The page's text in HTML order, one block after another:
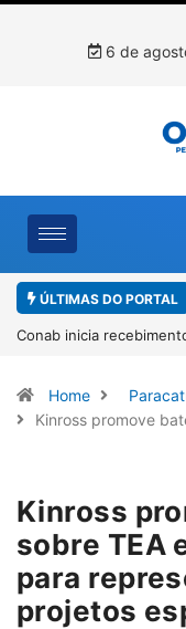
6 de
ÚLTIMAS DO PORTAL
Workshop internacional
Home
Kinross promove
Kinross
sobre TEA
para
projetos